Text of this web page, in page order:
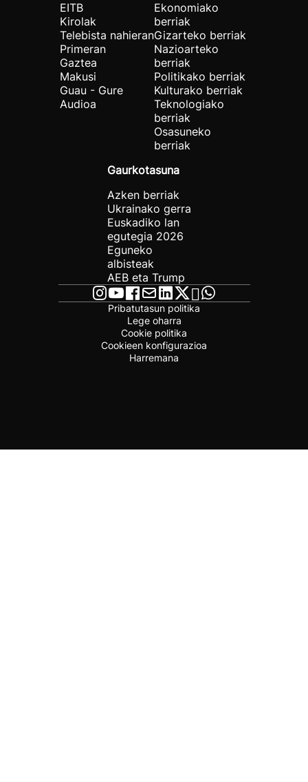
EITB
Kirolak
Telebista nahieran
Primeran
Gaztea
Makusi
Guau - Gure
Audioa
Ekonomiako
berriak
Gizarteko berriak
Nazioarteko
berriak
Politikako berriak
Kulturako berriak
Teknologiako
berriak
Osasuneko
berriak
Gaurkotasuna
Azken berriak
Ukrainako gerra
Euskadiko lan
egutegia 2026
Eguneko
albisteak
AEB eta Trump
Pribatutasun politika
Lege oharra
Cookie politika
Cookieen konfigurazioa
Harremana